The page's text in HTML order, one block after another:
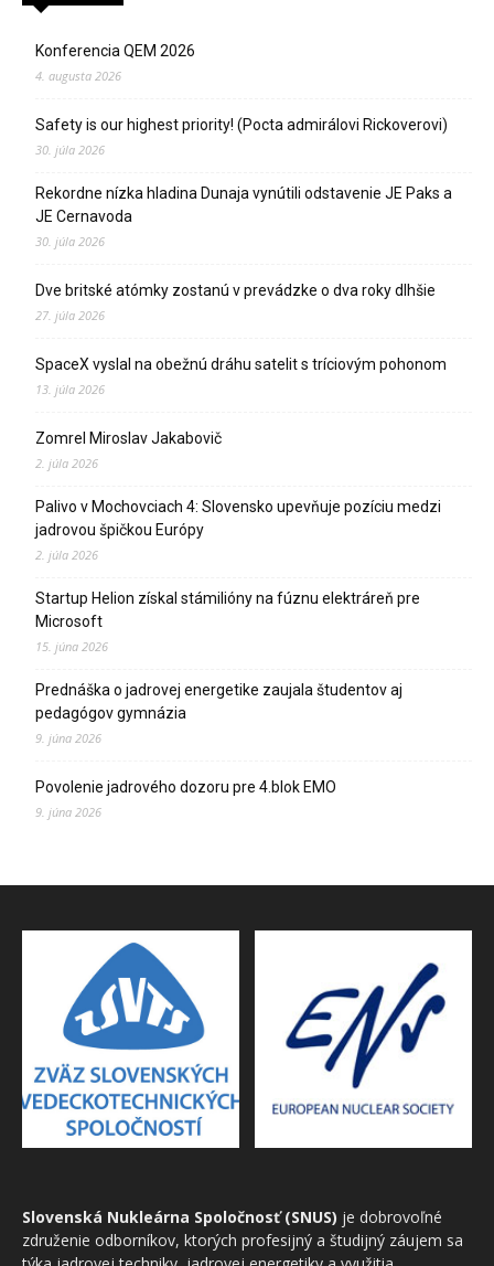
Konferencia QEM 2026
4. augusta 2026
Safety is our highest priority! (Pocta admirálovi Rickoverovi)
30. júla 2026
Rekordne nízka hladina Dunaja vynútili odstavenie JE Paks a
JE Cernavoda
30. júla 2026
Dve britské atómky zostanú v prevádzke o dva roky dlhšie
27. júla 2026
SpaceX vyslal na obežnú dráhu satelit s tríciovým pohonom
13. júla 2026
Zomrel Miroslav Jakabovič
2. júla 2026
Palivo v Mochovciach 4: Slovensko upevňuje pozíciu medzi
jadrovou špičkou Európy
2. júla 2026
Startup Helion získal stámilióny na fúznu elektráreň pre
Microsoft
15. júna 2026
Prednáška o jadrovej energetike zaujala študentov aj
pedagógov gymnázia
9. júna 2026
Povolenie jadrového dozoru pre 4.blok EMO
9. júna 2026
Slovenská Nukleárna Spoločnosť (SNUS) je dobrovoľné
združenie odborníkov, ktorých profesijný a študijný záujem sa